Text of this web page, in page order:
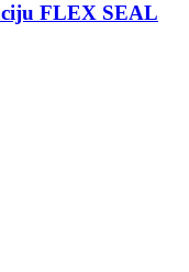
FLEX SEAL
SEAL Crna količina